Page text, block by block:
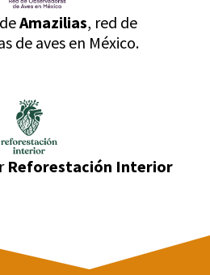
Amazilias, red de
de aves en México.
Reforestación Interior